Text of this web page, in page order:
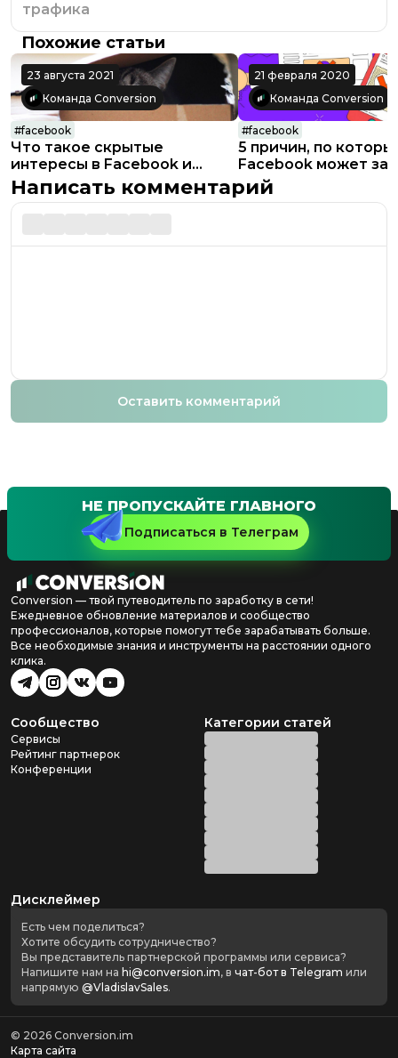
трафика
Похожие статьи
23 августа 2021
Команда Conversion
#facebook
Что такое скрытые
интересы в Facebook и
зачем они нужны?
21 февраля 2020
Команда Conversion
#facebook
5 причин, по
Facebook может
ваш рекламный
Написать комментарий
Оставить комментарий
НЕ ПРОПУСКАЙТЕ ГЛАВНОГО
Подписаться в Телеграм
Conversion — твой путеводитель по заработку в сети!
Ежедневное обновление материалов и сообщество
профессионалов, которые помогут тебе зарабатывать больше.
Все необходимые знания и инструменты на расстоянии одного
клика.
Сообщество
Сервисы
Рейтинг партнерок
Конференции
Категории статей
Дисклеймер
Есть чем поделиться?
Хотите обсудить сотрудничество?
Вы представитель партнерской программы или сервиса?
Напишите нам на hi@conversion.im, в чат-бот в Telegram или
напрямую @VladislavSales.
© 2026 Conversion.im
Карта сайта